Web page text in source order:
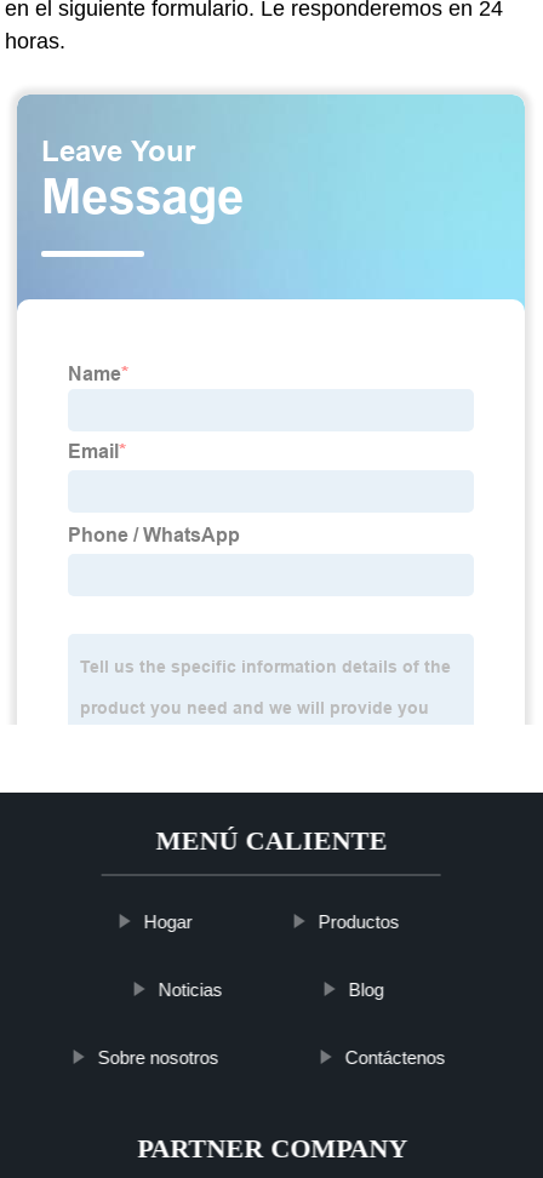
en el siguiente formulario. Le responderemos en 24
horas.
MENÚ CALIENTE
Hogar Productos
Noticias Blog
Sobre nosotros Contáctenos
PARTNER COMPANY